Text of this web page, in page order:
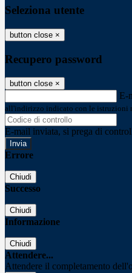
Seleziona utente
button close ×
Recupero password
button close ×
E-
all'indirizzo indicato con le istruzioni
E-mail inviata, si prega di
Errore
Chiudi
Successo
Chiudi
Informazione
Chiudi
Attendere...
Attendere il completamento